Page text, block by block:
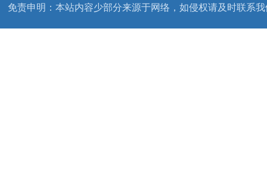
免责申明：本站内容少部分来源于网络，如侵权请及时联系